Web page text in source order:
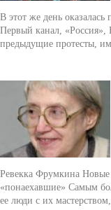
В этот же день
Первый канал, «Россия»,
предыдущие протесты,
Ревекка Фрумкина
«понаехавшие» Самым
ее люди с их